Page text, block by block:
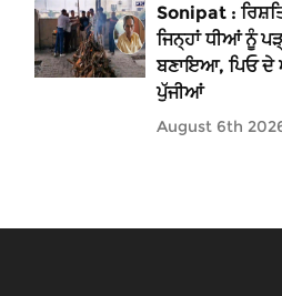
Sonipat :
ਜਿਨ੍ਹਾਂ ਧੀਆਂ ਨੂੰ
ਬਣਾਇਆ, ਪਿਓ ਦੇ
ਪੁੱਜੀਆਂ
August 6th